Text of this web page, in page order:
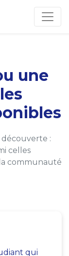
une
:
celles
communauté
qui